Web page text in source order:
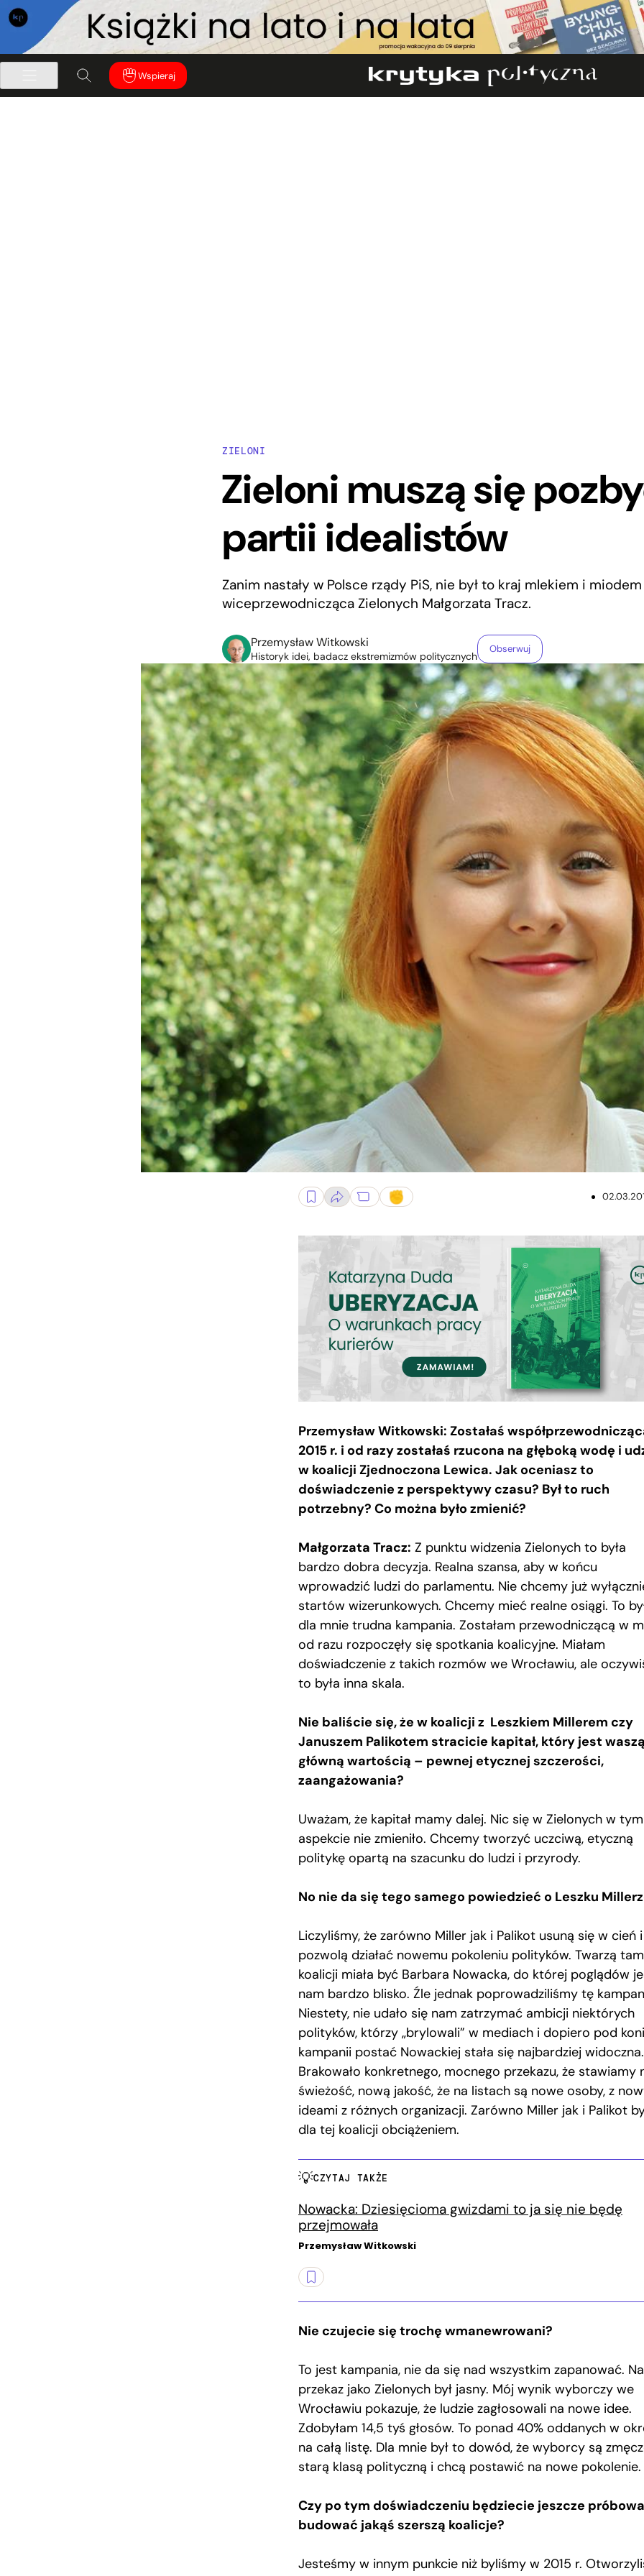
Wspieraj
ZIELONI
Zieloni muszą się
partii idealistów
Zanim nastały w Polsce rządy PiS, nie był to kraj mlekiem i
wiceprzewodnicząca Zielonych Małgorzata Tracz.
Przemysław Witkowski
Historyk idei, badacz ekstremizmów politycznych
Obserwuj
Przemysław Witkowski: Zostałaś
2015 r. i od razy zostałaś rzucona na głęboką wodę i
w koalicji Zjednoczona Lewica. Jak oceniasz to
doświadczenie z perspektywy czasu? Był to ruch
potrzebny? Co można było zmienić?
Małgorzata Tracz: Z punktu widzenia Zielonych to była
bardzo dobra decyzja. Realna szansa, aby w końcu
wprowadzić ludzi do parlamentu. Nie chcemy już
startów wizerunkowych. Chcemy mieć realne osiągi. To
dla mnie trudna kampania. Zostałam przewodniczącą w
od razu rozpoczęły się spotkania koalicyjne. Miałam
doświadczenie z takich rozmów we Wrocławiu, ale
to była inna skala.
Nie baliście się, że w koalicji z Leszkiem Millerem czy
Januszem Palikotem stracicie kapitał, który jest
główną wartością – pewnej etycznej szczerości,
zaangażowania?
Uważam, że kapitał mamy dalej. Nic się w Zielonych w tym
aspekcie nie zmieniło. Chcemy tworzyć uczciwą, etyczną
politykę opartą na szacunku do ludzi i przyrody.
No nie da się tego samego powiedzieć o Leszku
Liczyliśmy, że zarówno Miller jak i Palikot usuną się w cień i
pozwolą działać nowemu pokoleniu polityków. Twarzą
koalicji miała być Barbara Nowacka, do której poglądów
nam bardzo blisko. Źle jednak poprowadziliśmy tę
Niestety, nie udało się nam zatrzymać ambicji niektórych
polityków, którzy „brylowali” w mediach i dopiero pod
kampanii postać Nowackiej stała się najbardziej widoczna.
Brakowało konkretnego, mocnego przekazu, że stawiamy
świeżość, nową jakość, że na listach są nowe osoby, z
ideami z różnych organizacji. Zarówno Miller jak i Palikot
dla tej koalicji obciążeniem.
CZYTAJ TAKŻE
Nowacka: Dziesięcioma gwizdami to ja się nie będę
przejmowała
Przemysław Witkowski
Nie czujecie się trochę wmanewrowani?
To jest kampania, nie da się nad wszystkim zapanować.
przekaz jako Zielonych był jasny. Mój wynik wyborczy we
Wrocławiu pokazuje, że ludzie zagłosowali na nowe idee.
Zdobyłam 14,5 tyś głosów. To ponad 40% oddanych w
na całą listę. Dla mnie był to dowód, że wyborcy są
starą klasą polityczną i chcą postawić na nowe pokolenie.
Czy po tym doświadczeniu będziecie jeszcze
budować jakąś szerszą koalicje?
Jesteśmy w innym punkcie niż byliśmy w 2015 r.